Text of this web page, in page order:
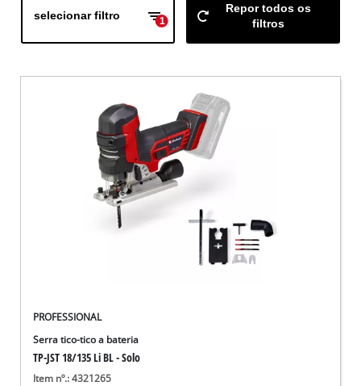
selecionar filtro 1
Repor todos os
filtros
PROFESSIONAL
Serra tico-tico a bateria
TP-JST 18/135 Li BL - Solo
Item nº.: 4321265